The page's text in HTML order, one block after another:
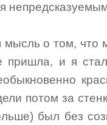
мысль о том, что
пришла, и я стал
потом за
был без